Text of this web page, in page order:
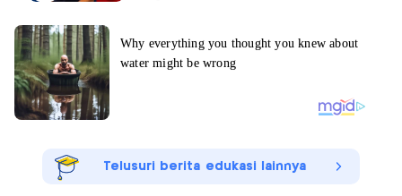
Telusuri berita edukasi lainnya